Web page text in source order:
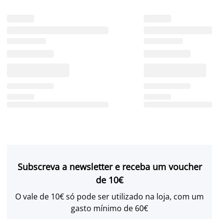
Subscreva a newsletter e receba um voucher
de 10€
O vale de 10€ só pode ser utilizado na loja, com um
gasto mínimo de 60€